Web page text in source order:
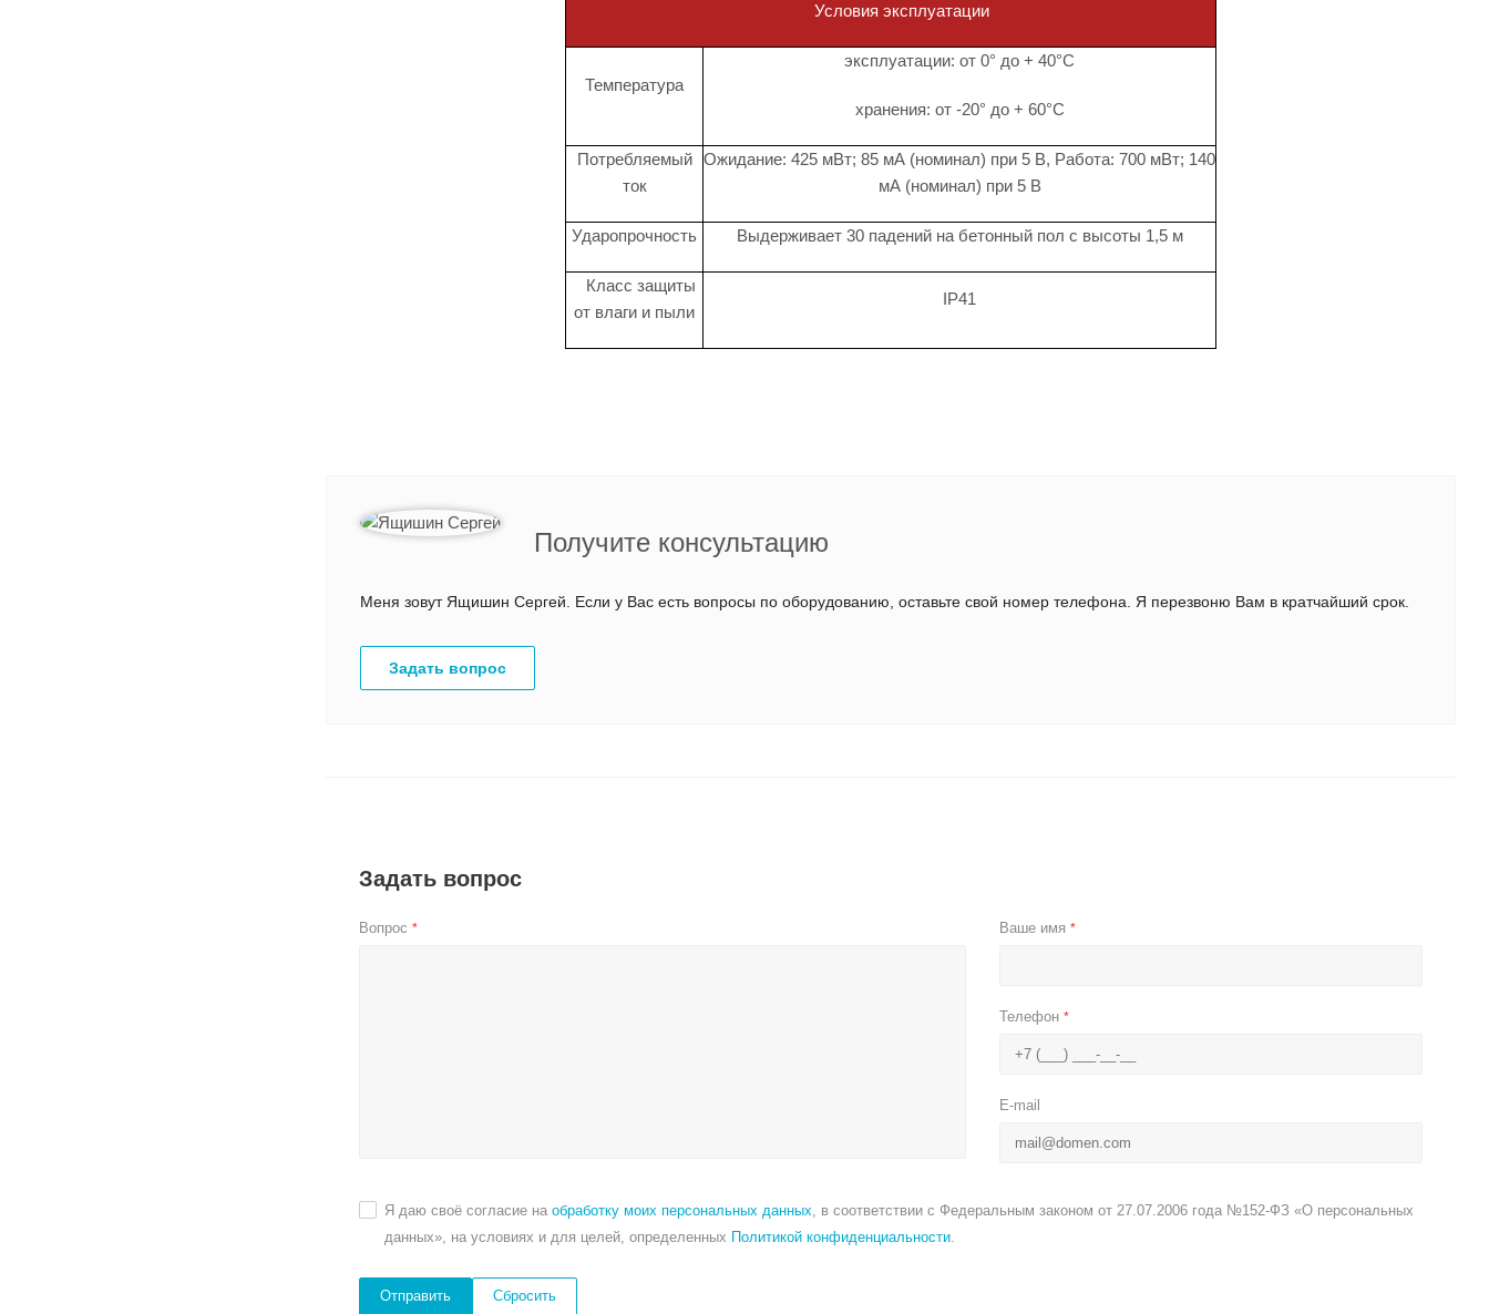
Условия эксплуатации
Температура
эксплуатации: от 0° до + 40°C
хранения: от -20° до + 60°C
Потребляемый
ток
Ожидание: 425 мВт; 85 мА (номинал) при 5 В, Paбoтa: 700 мВт; 140
мА (номинал) при 5 В
Ударопрочность Выдерживает 30 падений на бетонный пол с высоты 1,5 м
Класс защиты
от влаги и пыли
IP41
Получите консультацию
Меня зовут Ящишин Сергей. Если у Вас есть вопросы по оборудованию, оставьте свой номер телефона. Я перезвоню Вам в кратчайший срок.
Задать вопрос
Задать вопрос
Вопрос * Ваше имя *
Телефон *
E-mail
Я даю своё согласие на обработку моих персональных данных, в соответствии с Федеральным законом от 27.07.2006 года №152-ФЗ «О персональных
данных», на условиях и для целей, определенных Политикой конфиденциальности.
Сбросить